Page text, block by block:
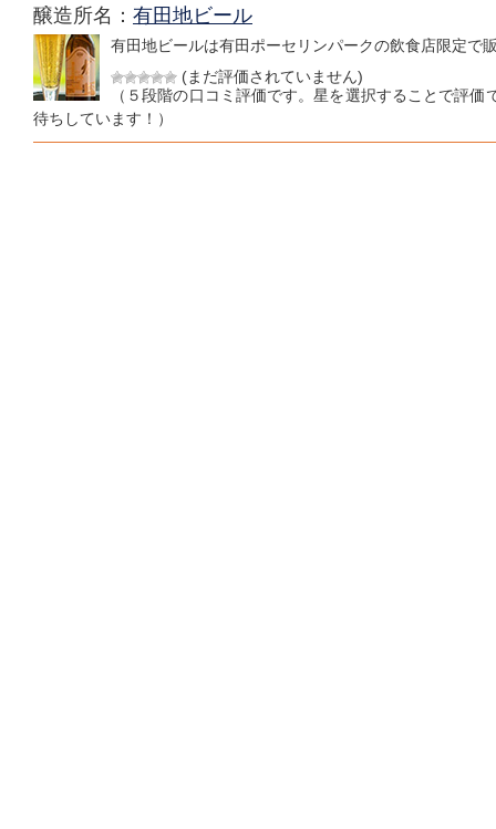
醸造所名： 有田地ビール
有田地ビールは有田ポーセリンパークの飲食店限定で
(まだ評価されていません)
（５段階の口コミ評価です。星を選択することで評
待ちしています！）